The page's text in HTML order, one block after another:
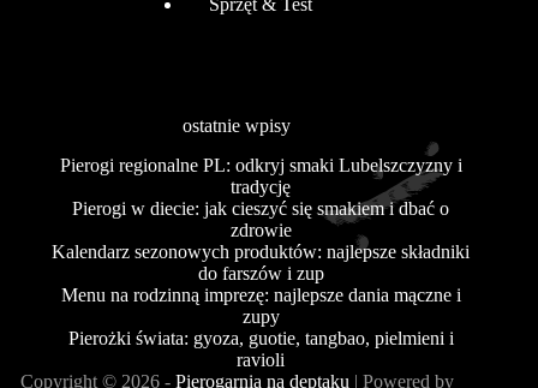
ostatnie wpisy
Pierogi regionalne PL: odkryj smaki Lubelszczyzny i
tradycję
Pierogi w diecie: jak cieszyć się smakiem i dbać o
zdrowie
Kalendarz sezonowych produktów: najlepsze składniki
do farszów i zup
Menu na rodzinną imprezę: najlepsze dania mączne i
zupy
Pierożki świata: gyoza, guotie, tangbao, pielmieni i
ravioli
Copyright © 2026 - Pierogarnia na deptaku | Powered by